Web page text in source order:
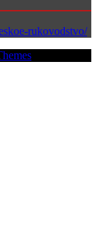
rukovodstvo/